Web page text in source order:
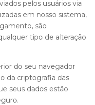
pelos usuários via
em nosso sistema,
são
tipo de alteração
do seu navegador
da criptografia das
seus dados estão